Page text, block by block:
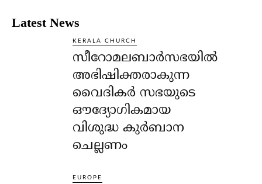
Latest News
KERALA CHURCH
സീറോമലബാർസഭയിൽ
അഭിഷിക്തരാകുന്ന
വൈദികർ സഭയുടെ
ഔദ്യോഗികമായ
വിശുദ്ധ കുർബാന
ചെല്ലണം
EUROPE